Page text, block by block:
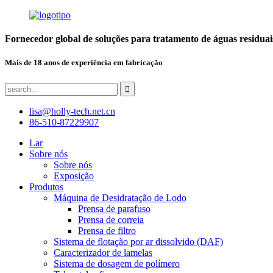
Fornecedor global de soluções para tratamento de águas
Mais de 18 anos de experiência em fabricação
lisa@holly-tech.net.cn
86-510-87229907
Lar
Sobre nós
Sobre nós
Exposição
Produtos
Máquina de Desidratação de Lodo
Prensa de parafuso
Prensa de correia
Prensa de filtro
Sistema de flotação por ar dissolvido (DAF)
Caracterizador de lamelas
Sistema de dosagem de polímero